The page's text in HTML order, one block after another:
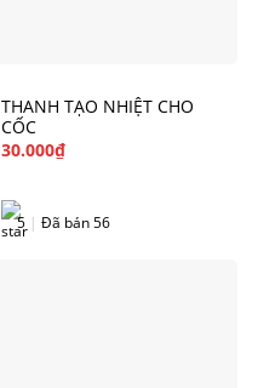
THANH TẠO NHIỆT CHO
CỐC
30.000₫
5 | Đã bán 56